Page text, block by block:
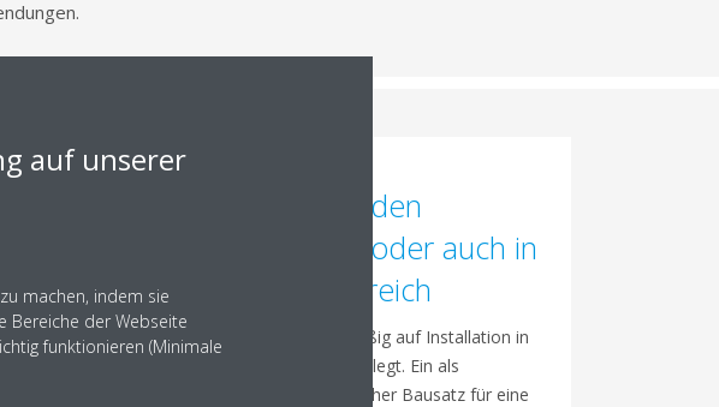
mit Nenn-
m³/h
Installation in den
Innenbereich oder auch in
den Außenbereich
Das Gerät ist serienmäßig auf Installation in
den Innenbereich ausgelegt. Ein als
Sonderzubehör erhältlicher Bausatz für eine
auf unserer
machen, indem sie
Bereiche der Webseite
funktionieren (Minimale